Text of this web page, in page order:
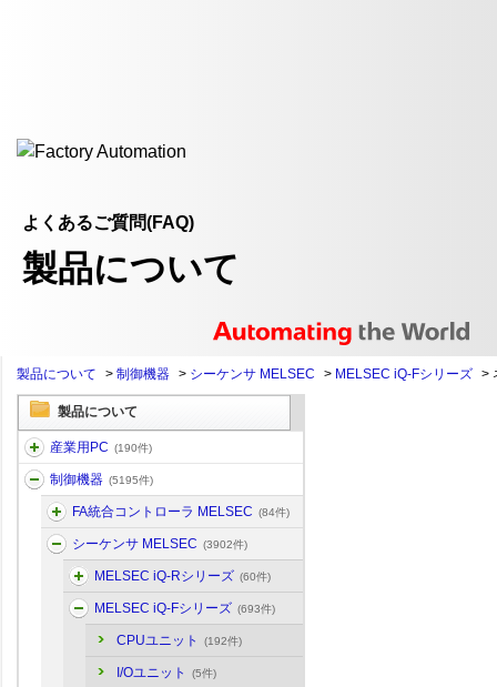
よくあるご質問(FAQ)
製品について
製品について > 制御機器 > シーケンサ MELSEC > MELSEC iQ-Fシリーズ >
製品について
産業用PC (190件)
制御機器 (5195件)
FA統合コントローラ MELSEC (84件)
シーケンサ MELSEC (3902件)
MELSEC iQ-Rシリーズ (60件)
MELSEC iQ-Fシリーズ (693件)
CPUユニット (192件)
I/Oユニット (5件)